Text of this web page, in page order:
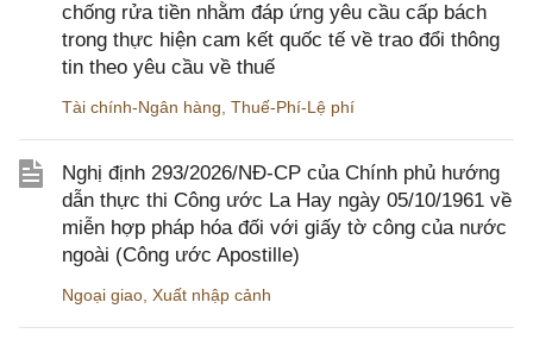
chống rửa tiền nhằm đáp ứng yêu cầu cấp bách
trong thực hiện cam kết quốc tế về trao đổi thông
tin theo yêu cầu về thuế
Tài chính-Ngân hàng Thuế-Phí-Lệ phí
Nghị định 293/2026/NĐ-CP của Chính phủ hướng
dẫn thực thi Công ước La Hay ngày 05/10/1961 về
miễn hợp pháp hóa đối với giấy tờ công của nước
ngoài (Công ước Apostille)
Ngoại giao Xuất nhập cảnh